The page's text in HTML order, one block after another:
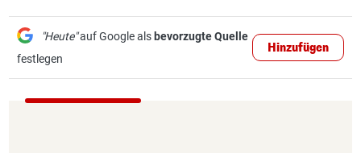
"Heute"auf Google als bevorzugte Quelle
festlegen
Hinzufügen